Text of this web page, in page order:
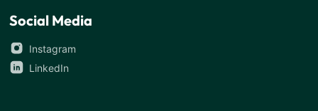
Social Media
Instagram
LinkedIn